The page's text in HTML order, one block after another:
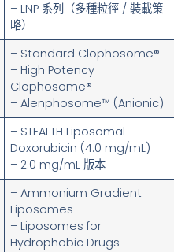
– LNP 系列（多種粒徑 / 裝載策
略）
– Standard Clophosome®
– High Potency
Clophosome®
– Alenphosome™ (Anionic)
– STEALTH Liposomal
Doxorubicin (4.0 mg/mL)
– 2.0 mg/mL 版本
– Ammonium Gradient
Liposomes
– Liposomes for
Hydrophobic Drugs